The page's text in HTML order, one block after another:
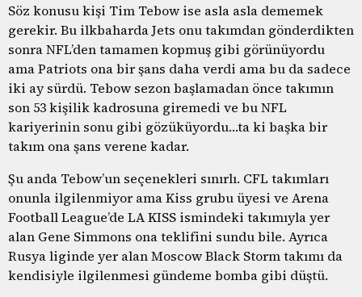
Söz konusu kişi Tim Tebow ise asla asla dememek
gerekir. Bu ilkbaharda Jets onu takımdan gönderdikten
sonra NFL’den tamamen kopmuş gibi görünüyordu
ama Patriots ona bir şans daha verdi ama bu da sadece
iki ay sürdü. Tebow sezon başlamadan önce takımın
son 53 kişilik kadrosuna giremedi ve bu NFL
kariyerinin sonu gibi gözüküyordu…ta ki başka bir
takım ona şans verene kadar.
Şu anda Tebow’un seçenekleri sınırlı. CFL takımları
onunla ilgilenmiyor ama Kiss grubu üyesi ve Arena
Football League’de LA KISS ismindeki takımıyla yer
alan Gene Simmons ona teklifini sundu bile. Ayrıca
Rusya liginde yer alan Moscow Black Storm takımı da
kendisiyle ilgilenmesi gündeme bomba gibi düştü.